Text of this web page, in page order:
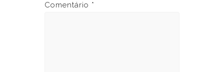
Comentário *